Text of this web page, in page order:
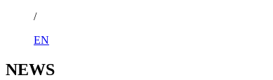
/
EN
NEWS